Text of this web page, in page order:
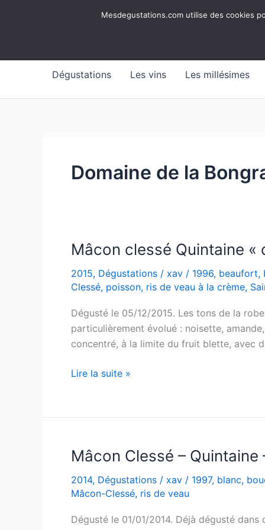
Mesdegustations
Dégustations Les vins Les millésimes
Domaine de la
Mâcon clessé Quintaine «
2015, Dégustations / xav / 1996, beaufort,
Clessé, poisson, ris de veau à la crème,
Dégusté le 05/12/2015. Les tons de la
particulièrement évolué : noisette,
concentré, à la limite du fruit blette, avec
Mâcon
« cuvée
–
Domaine
de
la
–
Lire la suite »
Mâcon Clessé –
2014, Dégustations / xav / 1997, blanc,
Mâcon-Clessé, ris de veau
Dégusté le 01/01/2014. Déjà dégusté
Mesdegustations.com utilise des cookies